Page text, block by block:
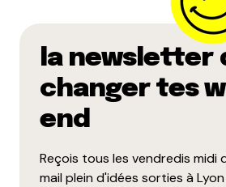
la newsletter
changer tes
end
Reçois tous les vendredis midi
mail plein d'idées sorties à